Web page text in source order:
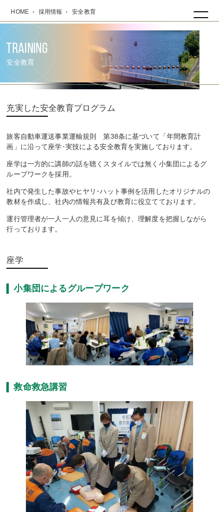
中央交通株式会社
HOME 採用情報 安全教育
安全教育
TRAINING
充実した安全教育プログラム
旅客自動車運送事業運輸規則 第38条に基づいて「年間教育計
画」に沿って座学･実技による安全教育を実施しております。
座学は一方的に講師の話を聴くスタイルでは無く小集団によるグ
ループワークを採用。
社内で発生した事故やヒヤリ･ハット事例を活用したオリジナルの
教材を作成し、社内の情報共有及び教育に役立てております。
運行管理者が一人一人の意見に耳を傾け、理解度を把握しながら
行っております。
座学
小集団によるグループワーク
救命救急講習